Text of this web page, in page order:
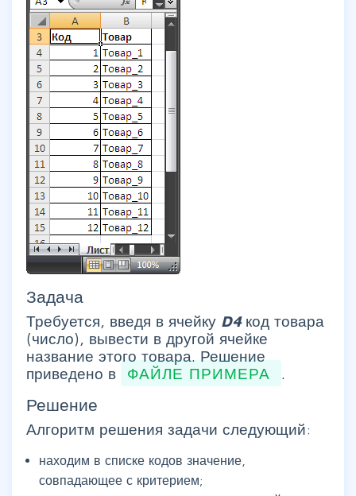
Задача
Требуется, введя в ячейку D4 код товара
(число), вывести в другой ячейке
название этого товара. Решение
приведено в
ФАЙЛЕ ПРИМЕРА .
Решение
Алгоритм решения задачи следующий:
находим в списке кодов значение,
совпадающее с критерием;